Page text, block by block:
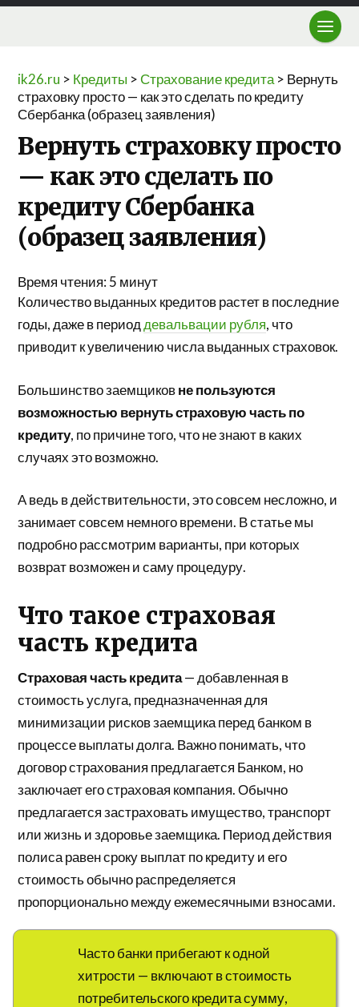
ik26.ru > Кредиты >Страхование кредита > Вернуть
страховку просто — как это сделать по кредиту
Сбербанка (образец заявления)
Вернуть страховку просто
— как это сделать по
кредиту Сбербанка
(образец заявления)
Время чтения:5 минут
Количество выданных кредитов растет в последние
годы, даже в период девальвации рубля, что
приводит к увеличению числа выданных страховок.
Большинство заемщиковне пользуются
возможностью вернуть страховую часть по
кредиту, по причине того, что не знают в каких
случаях это возможно.
А ведь в действительности, это совсем несложно, и
занимает совсем немного времени. В статье мы
подробно рассмотрим варианты, при которых
возврат возможен и саму процедуру.
Что такое страховая
часть кредита
Страховая часть кредита— добавленная в
стоимость услуга, предназначенная для
минимизации рисков заемщика перед банком в
процессе выплаты долга. Важно понимать, что
договор страхования предлагается Банком, но
заключает его страховая компания. Обычно
предлагается застраховать имущество, транспорт
или жизнь и здоровье заемщика. Период действия
полиса равен сроку выплат по кредиту и его
стоимость обычно распределяется
пропорционально между ежемесячными взносами.
Часто банки прибегают к одной
хитрости — включают в стоимость
потребительского кредита сумму,